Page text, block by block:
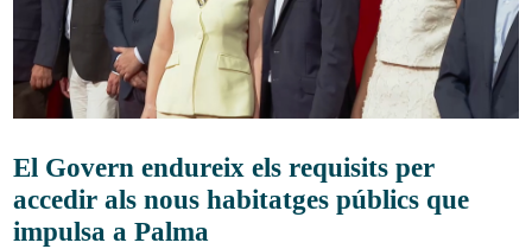
El Govern endureix els requisits per
accedir als nous habitatges públics que
impulsa a Palma